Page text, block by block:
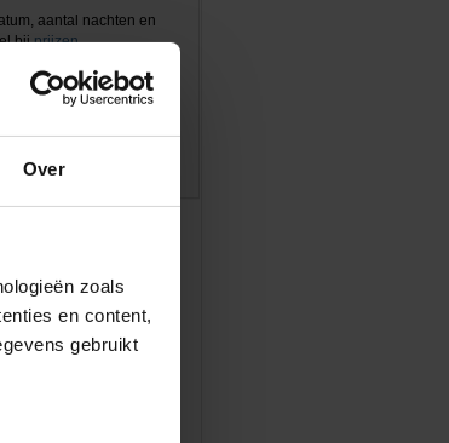
Over
zoals
en content,
gebruikt
aantal nachten en
bijprijzen